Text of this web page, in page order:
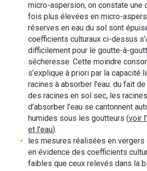
micro-aspersion, on constate une
fois plus élevées en micro-
réserves en eau du sol sont
coefficients culturaux ci-dessus
difficilement pour le goutte-à-
sécheresse. Cette moindre
s’explique à priori par la capacité
racines à absorber l’eau: du fait
des racines en sol sec, les
d’absorber l’eau se cantonnent
humides sous les goutteurs (voir
et l’eau).
les mesures réalisées en vergers
en évidence des coefficients
faibles que ceux relevés dans la